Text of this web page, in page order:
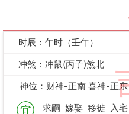
时辰：午时（壬午）
冲煞：冲鼠(丙子)煞北
神位：财神-正南 喜神-正
求嗣 嫁娶 移徙 入宅